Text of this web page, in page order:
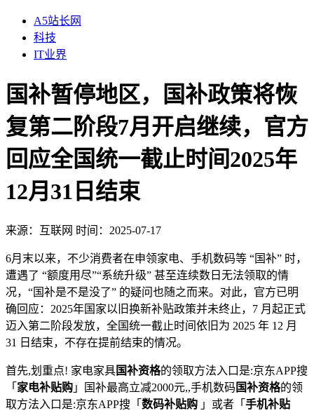
A5站长网
科技
IT业界
国补暂停地区，国补政策将恢
复第二阶段7月开启继续，官方
回应全国统一截止时间2025年
12月31日结束
来源： 互联网 时间：2025-07-17
6月末以来，不少消费者在申领家电、手机数码等 “国补” 时，
遭遇了 “额度用尽”“系统升级” 甚至连续数日无法领取的情
况，“国补是不是没了” 的疑问也随之而来。对此，官方已明
确回应：2025年国家以旧换新补贴政策并未终止，7 月起正式
迈入第二阶段发放，全国统一截止时间依旧为 2025 年 12 月
31 日结束，不存在提前结束的情况。
首先,划重点! 家电家具国补资格的领取方法入口是:京东APP搜
「 家电补贴购 」国补最高立减2000元,,手机数码 国补资格的领
取方法入口是:京东APP搜「 数码补贴购 」或者「 手机补贴